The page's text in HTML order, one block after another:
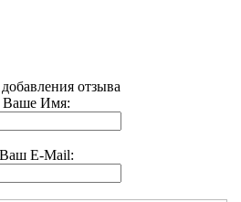
отзыва
Ваше Имя:
Ваш E-Mail: